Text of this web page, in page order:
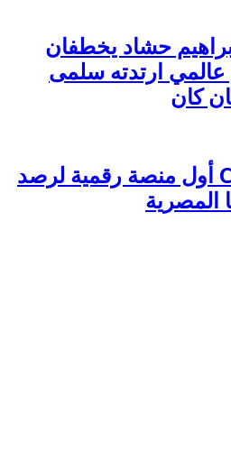
حشاد يخطفان
عالمي ارتدته سلمى
كان
Cinema Track أول منصة رقمية لرصد
المصرية